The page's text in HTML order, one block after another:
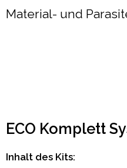
Material- und
ECO Komplett
Inhalt des Kits: